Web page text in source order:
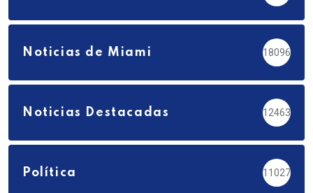
Noticias de Miami 18096
Noticias Destacadas 12463
Política 11027